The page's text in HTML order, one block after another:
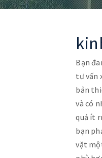
Bạn
tư vấn
bản
và có
quả ít
bạn
vặt